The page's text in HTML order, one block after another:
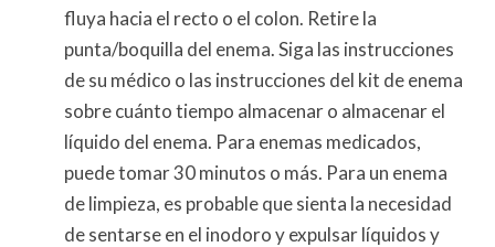
fluya hacia el recto o el colon. Retire la
punta/boquilla del enema. Siga las instrucciones
de su médico o las instrucciones del kit de enema
sobre cuánto tiempo almacenar o almacenar el
líquido del enema. Para enemas medicados,
puede tomar 30 minutos o más. Para un enema
de limpieza, es probable que sienta la necesidad
de sentarse en el inodoro y expulsar líquidos y